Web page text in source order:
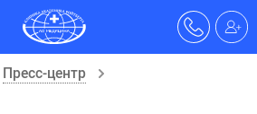
Пресс-центр